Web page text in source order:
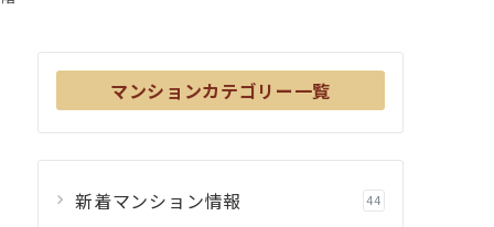
マンションカテゴリー一覧
新着マンション情報 44